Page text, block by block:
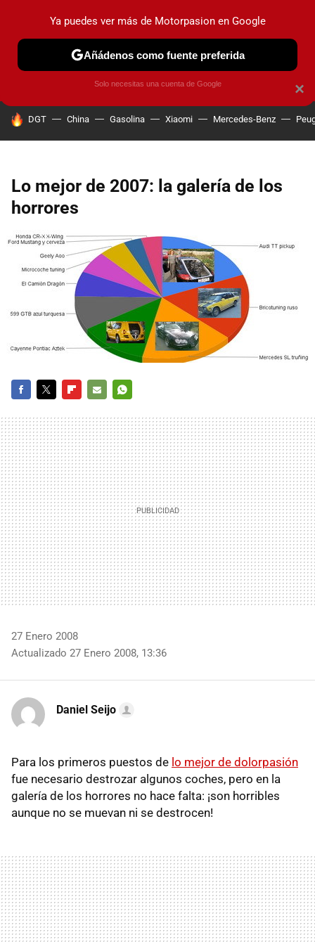
PRUEBAS COCHES ELÉCTRICOS OBSERVATORIO
HOY SE HABLA DE
DGT China Gasolina Xiaomi Mercedes-Benz
Lo mejor de 2007: la galería de los
horrores
MAIL
27 Enero 2008
Actualizado 27 Enero 2008, 13:36
Daniel Seijo
Para los primeros puestos de lo mejor de dolorpasión
fue necesario destrozar algunos coches, pero en la
galería de los horrores no hace falta: ¡son horribles
aunque no se muevan ni se destrocen!
×
Ya puedes ver más de Motorpasion en Google
Añádenos como fuente preferida
Solo necesitas una cuenta de Google